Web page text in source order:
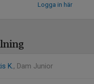
Logga in här
K., Dam Junior